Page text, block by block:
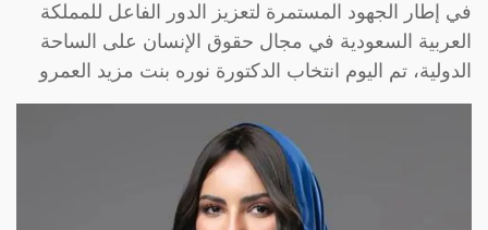
في إطار الجهود المستمرة لتعزيز الدور الفاعل للمملكة
العربية السعودية في مجال حقوق الإنسان على الساحة
الدولية، تم اليوم انتخاب الدكتورة نوره بنت مزيد العمرو